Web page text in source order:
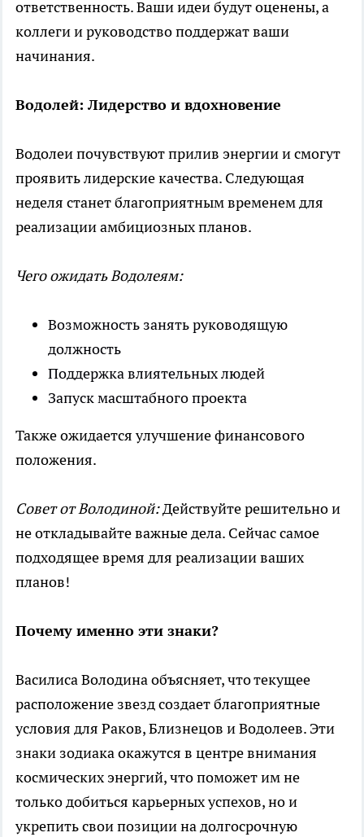
ответственность. Ваши идеи будут оценены, а
коллеги и руководство поддержат ваши
начинания.
Водолей: Лидерство и вдохновение
Водолеи почувствуют прилив энергии и смогут
проявить лидерские качества. Следующая
неделя станет благоприятным временем для
реализации амбициозных планов.
Чего ожидать Водолеям:
Возможность занять руководящую
должность
Поддержка влиятельных людей
Запуск масштабного проекта
Также ожидается улучшение финансового
положения.
Совет от Володиной:Действуйте решительно и
не откладывайте важные дела. Сейчас самое
подходящее время для реализации ваших
планов!
Почему именно эти знаки?
Василиса Володина объясняет, что текущее
расположение звезд создает благоприятные
условия для Раков, Близнецов и Водолеев. Эти
знаки зодиака окажутся в центре внимания
космических энергий, что поможет им не
только добиться карьерных успехов, но и
укрепить свои позиции на долгосрочную